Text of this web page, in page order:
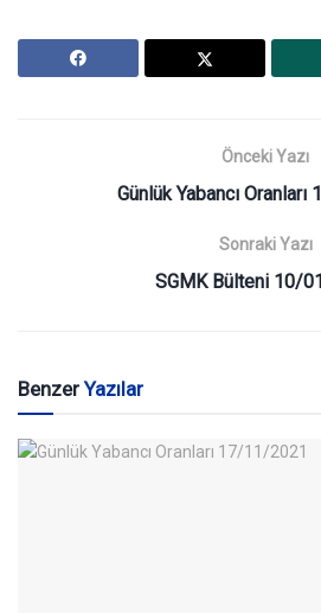
Önceki Yazı
Günlük Yabancı
Sonraki Yazı
SGMK Bülteni 10/
BenzerYazılar